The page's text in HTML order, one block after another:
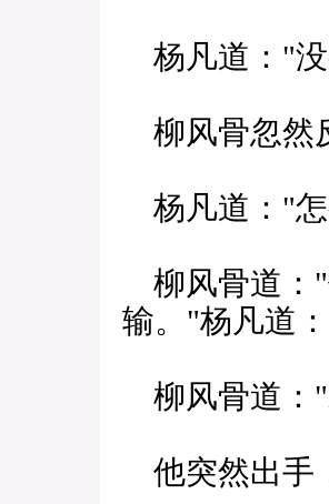
杨凡道："没
柳风骨忽然
杨凡道："
柳风骨道："
输。"杨凡道
柳风骨道：
他突然出手